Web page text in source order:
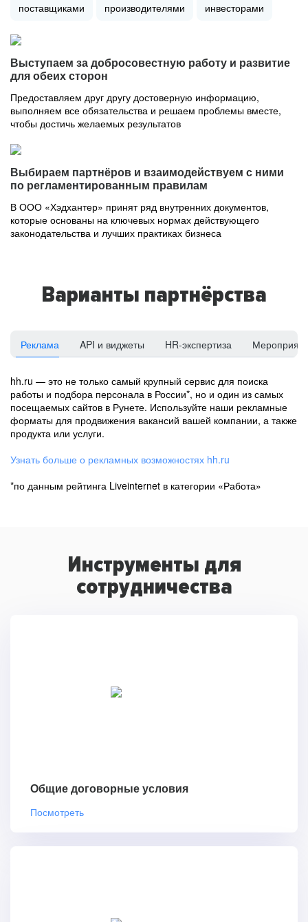
поставщиками производителями инвесторами
Выступаем за добросовестную работу и развитие
для обеих сторон
Предоставляем друг другу достоверную информацию,
выполняем все обязательства и решаем проблемы вместе,
чтобы достичь желаемых результатов
Выбираем партнёров и взаимодействуем с ними
по регламентированным правилам
В ООО «Хэдхантер» принят ряд внутренних документов,
которые основаны на ключевых нормах действующего
законодательства и лучших практиках бизнеса
Варианты партнёрства
Реклама API и виджеты HR-экспертиза
hh.ru — это не только самый крупный сервис для поиска
работы и подбора персонала в России*, но и один из самых
посещаемых сайтов в Рунете. Используйте наши рекламные
форматы для продвижения вакансий вашей компании, а также
продукта или услуги.
Узнать больше о рекламных возможностях hh.ru
*по данным рейтинга Liveinternet в категории «Работа»
Инструменты для
сотрудничества
Общие договорные условия
Посмотреть